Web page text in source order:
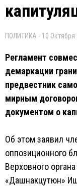
ПОЛИТИКА - 10
Регламент
демаркации
предвестник
мирным
документом о
Об этом заявил
оппозиционного
Верховного
«Дашнакцутюн»